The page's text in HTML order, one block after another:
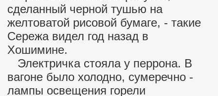
сделанный черной тушью на
желтоватой рисовой бумаге, - такие
Сережа видел год назад в
Хошимине.
Электричка стояла у перрона. В
вагоне было холодно, сумеречно -
лампы освещения горели